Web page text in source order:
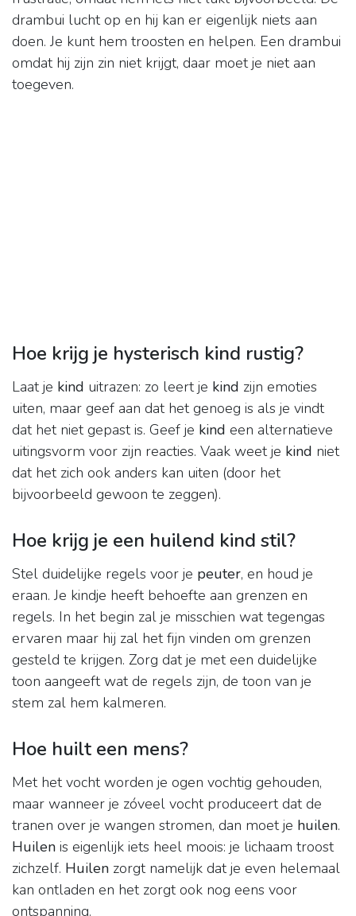
drambui lucht op en hij kan er eigenlijk niets aan
doen. Je kunt hem troosten en helpen. Een drambui
omdat hij zijn zin niet krijgt, daar moet je niet aan
toegeven.
Hoe krijg je hysterisch kind rustig?
Laat je kind uitrazen: zo leert je kind zijn emoties
uiten, maar geef aan dat het genoeg is als je vindt
dat het niet gepast is. Geef je kind een alternatieve
uitingsvorm voor zijn reacties. Vaak weet je kind niet
dat het zich ook anders kan uiten (door het
bijvoorbeeld gewoon te zeggen).
Hoe krijg je een huilend kind stil?
Stel duidelijke regels voor je peuter, en houd je
eraan. Je kindje heeft behoefte aan grenzen en
regels. In het begin zal je misschien wat tegengas
ervaren maar hij zal het fijn vinden om grenzen
gesteld te krijgen. Zorg dat je met een duidelijke
toon aangeeft wat de regels zijn, de toon van je
stem zal hem kalmeren.
Hoe huilt een mens?
Met het vocht worden je ogen vochtig gehouden,
maar wanneer je zóveel vocht produceert dat de
tranen over je wangen stromen, dan moet je huilen.
Huilen is eigenlijk iets heel moois: je lichaam troost
zichzelf. Huilen zorgt namelijk dat je even helemaal
kan ontladen en het zorgt ook nog eens voor
ontspanning.